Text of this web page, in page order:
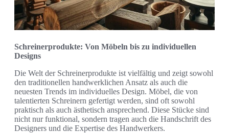
Schreinerprodukte: Von Möbeln bis zu individuellen
Designs
Die Welt der Schreinerprodukte ist vielfältig und zeigt sowohl
den traditionellen handwerklichen Ansatz als auch die
neuesten Trends im individuelles Design. Möbel, die von
talentierten Schreinern gefertigt werden, sind oft sowohl
praktisch als auch ästhetisch ansprechend. Diese Stücke sind
nicht nur funktional, sondern tragen auch die Handschrift des
Designers und die Expertise des Handwerkers.